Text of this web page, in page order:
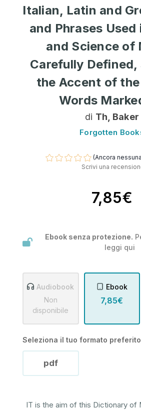
Italian, Latin and
and Phrases
and Science of
Carefully Defined,
the Accent of
Words
di Th, Baker
Forgotten
(Ancora
Scrivi una
7,85€
Ebook senza protezione.
leggi qui
Audiobook
Non
disponibile
Ebook
7,85€
Seleziona il tuo formato
pdf
IT is the aim of this Dictionary of